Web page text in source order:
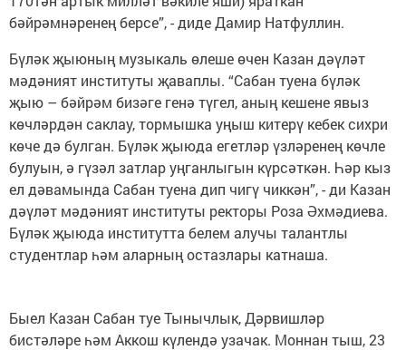
бәйрәмнәренең берсе”, - диде Дамир Натфуллин.
Бүләк җыюның музыкаль өлеше өчен Казан дәүләт
мәдәният институты җаваплы. “Сабан туена бүләк
җыю – бәйрәм бизәге генә түгел, аның кешене явыз
көчләрдән саклау, тормышка уңыш китерү кебек сихри
көче дә булган. Бүләк җыюда егетләр үзләренең көчле
булуын, ә гүзәл затлар уңганлыгын күрсәткән. Һәр кыз
ел дәвамында Сабан туена дип чигү чиккән”, - ди Казан
дәүләт мәдәният институты ректоры Роза Әхмәдиева.
Бүләк җыюда институтта белем алучы талантлы
студентлар һәм аларның остазлары катнаша.
Быел Казан Сабан туе Тынычлык, Дәрвишләр
бистәләре һәм Аккош күлендә узачак. Моннан тыш, 23